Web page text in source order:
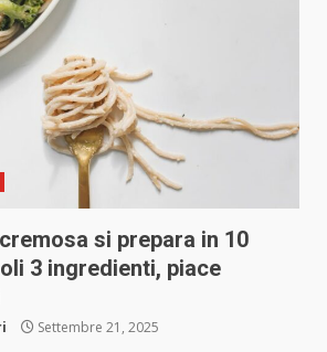
si prepara in 10
3 ingredienti, piace
Settembre 21, 2025